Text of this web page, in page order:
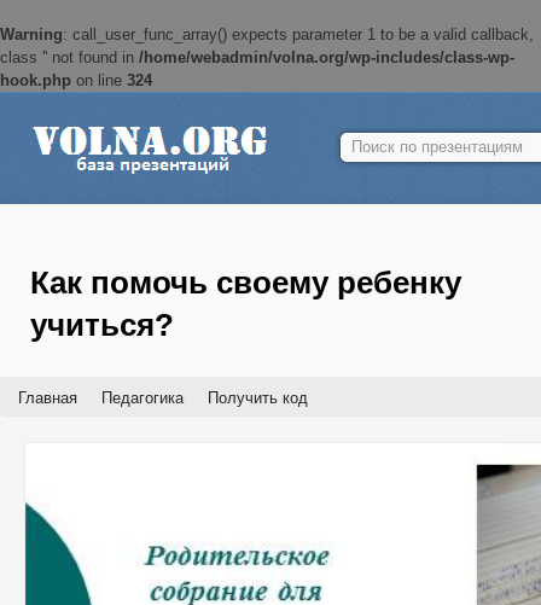
Warning: call_user_func_array() expects parameter 1 to be a valid callback,
class '' not found in /home/webadmin/volna.org/wp-includes/class-wp-
hook.php on line 324
Найти:
Как помочь своему ребенку
учиться?
Главная Педагогика Получить код